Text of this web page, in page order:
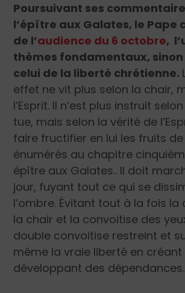
Poursuivant ses
l’épître aux Galates, le Pape
de l’audience du 6 octobre,
thèmes fondamentaux,
celui de la liberté chrétienne.
effet ne vit plus selon la chair,
l’Esprit. Il n’est plus instruit
tue, mais selon la vérité de
faire fructifier en lui les fruits de
énumérés au chapitre
épître aux Galates.. Il doit
jour, fuyant tout ce qui se
l’ombre. Évitant tout à la fois
la chair et la convoitise des
double convoitise restreint et
même la vraie liberté en créant
développant des dépendances.